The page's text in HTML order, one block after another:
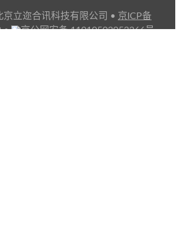
立迩合讯科技有限公司 • 京ICP备
• 京公网安备 11010502053266号